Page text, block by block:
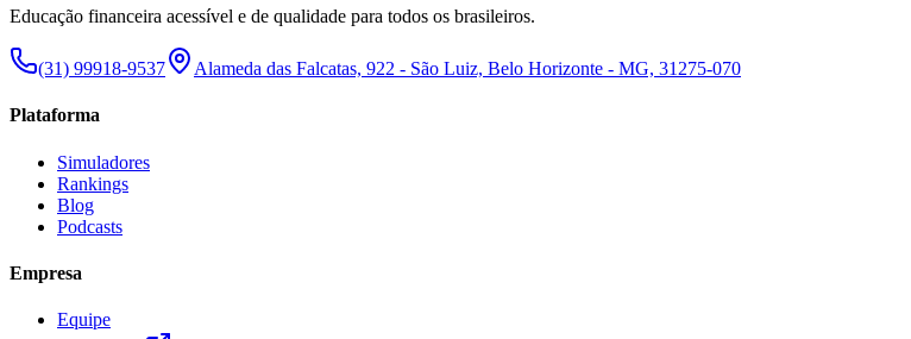
Educação financeira acessível e de qualidade para todos os brasileiros.
(31) 99918-9537 Alameda das Falcatas, 922 - São Luiz, Belo Horizonte - MG, 31275-070
Plataforma
Simuladores
Rankings
Blog
Podcasts
Empresa
Equipe